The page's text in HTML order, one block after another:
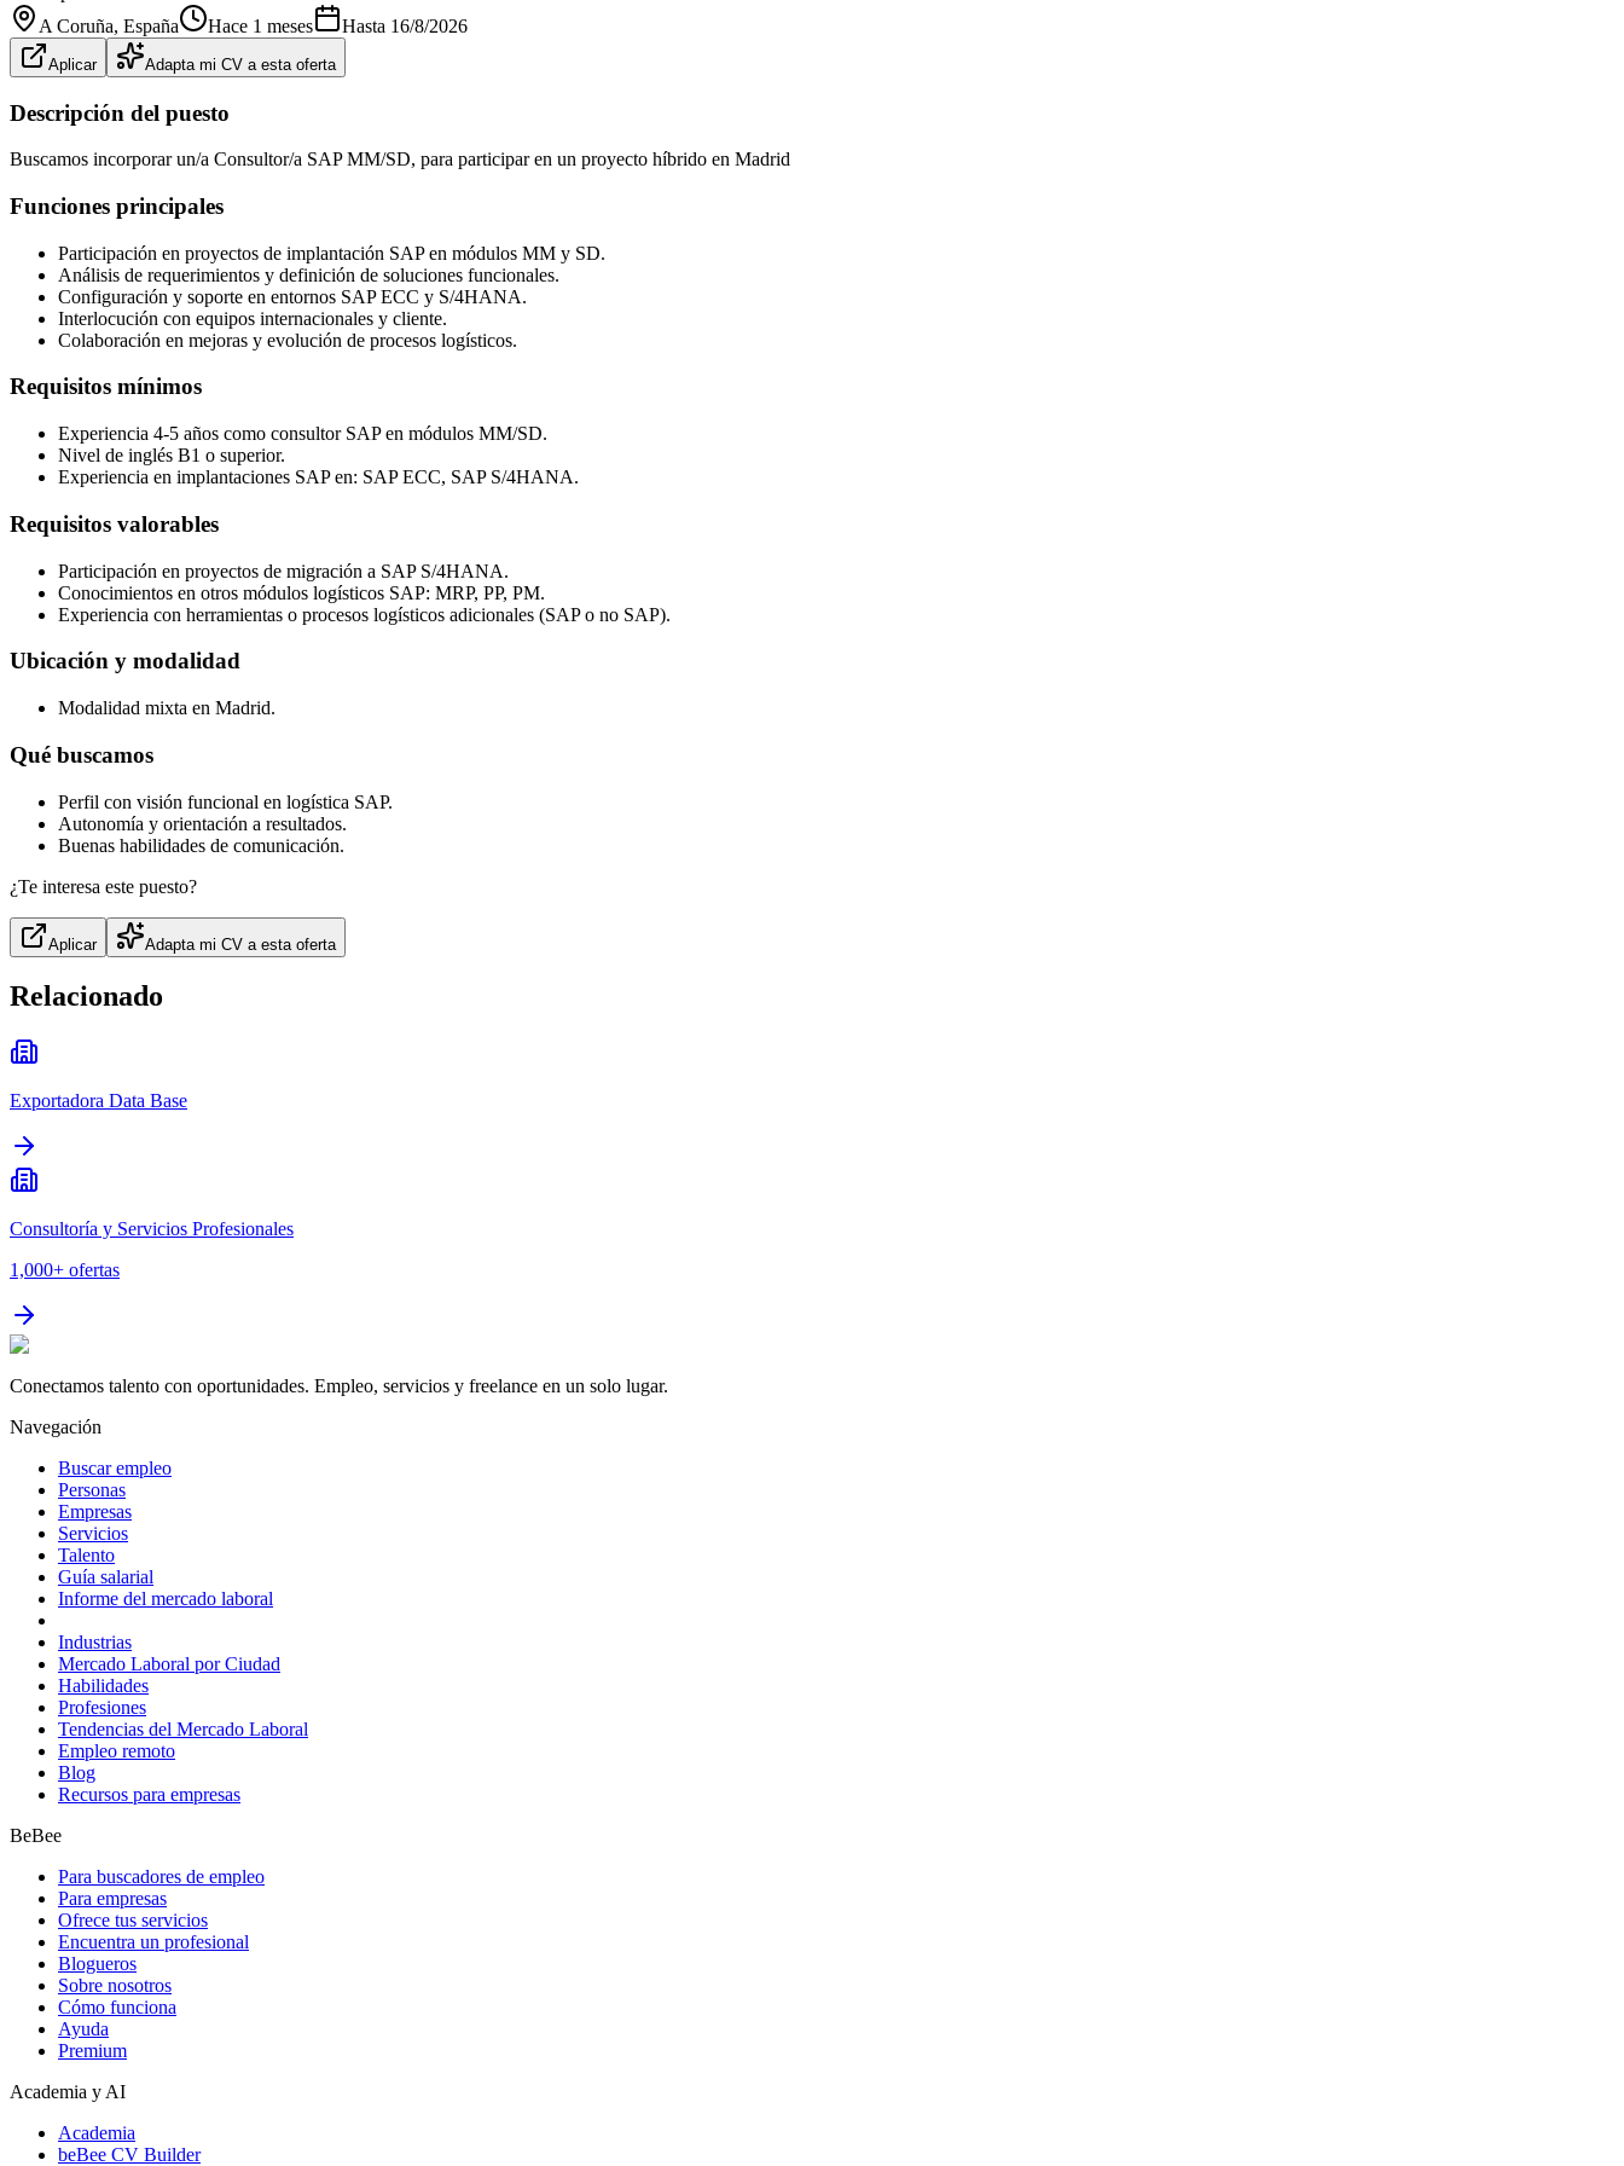
A Coruña, España Hace 1 meses Hasta 16/8/2026
Aplicar Adapta mi CV a esta oferta
Descripción del puesto
Buscamos incorporar un/a Consultor/a SAP MM/SD, para participar en un proyecto híbrido en Madrid
Funciones principales
Participación en proyectos de implantación SAP en módulos MM y SD.
Análisis de requerimientos y definición de soluciones funcionales.
Configuración y soporte en entornos SAP ECC y S/4HANA.
Interlocución con equipos internacionales y cliente.
Colaboración en mejoras y evolución de procesos logísticos.
Requisitos mínimos
Experiencia 4-5 años como consultor SAP en módulos MM/SD.
Nivel de inglés B1 o superior.
Experiencia en implantaciones SAP en: SAP ECC, SAP S/4HANA.
Requisitos valorables
Participación en proyectos de migración a SAP S/4HANA.
Conocimientos en otros módulos logísticos SAP: MRP, PP, PM.
Experiencia con herramientas o procesos logísticos adicionales (SAP o no SAP).
Ubicación y modalidad
Modalidad mixta en Madrid.
Qué buscamos
Perfil con visión funcional en logística SAP.
Autonomía y orientación a resultados.
Buenas habilidades de comunicación.
¿Te interesa este puesto?
Aplicar Adapta mi CV a esta oferta
Relacionado
Exportadora Data Base
Consultoría y Servicios Profesionales
1,000+ ofertas
Conectamos talento con oportunidades. Empleo, servicios y freelance en un solo lugar.
Navegación
Buscar empleo
Personas
Empresas
Servicios
Talento
Guía salarial
Informe del mercado laboral
Industrias
Mercado Laboral por Ciudad
Habilidades
Profesiones
Tendencias del Mercado Laboral
Empleo remoto
Blog
Recursos para empresas
BeBee
Para buscadores de empleo
Para empresas
Ofrece tus servicios
Encuentra un profesional
Blogueros
Sobre nosotros
Cómo funciona
Ayuda
Premium
Academia y AI
Academia
beBee CV Builder